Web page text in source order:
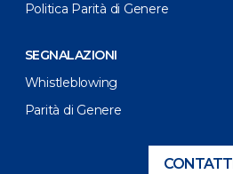
Politica Parità di Genere
SEGNALAZIONI
Whistleblowing
Parità di Genere
CONTATTI